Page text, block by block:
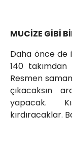
MUCİZE GİBİ
Daha önce de
140 takımdan
Resmen
çıkacaksın
yapacak.
kırdıracaklar.